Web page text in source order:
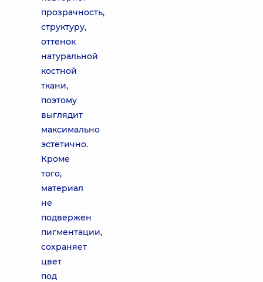
прозрачность,
структуру,
оттенок
натуральной
костной
ткани,
поэтому
выглядит
максимально
эстетично.
Кроме
того,
материал
не
подвержен
пигментации,
сохраняет
цвет
под